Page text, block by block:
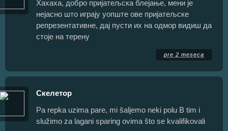
Хахаха, добро пријатељска блејање, мени је
нејасно што играју уопште ове пријатељске
репрезентативне, дај пусти их на одмор видиш да
стоје на терену
pre 2 meseca
Скелетор
Pa repka uzima pare, mi šaljemo neki polu B tim i
služimo za lagani sparing ovima što se kvalifikovali